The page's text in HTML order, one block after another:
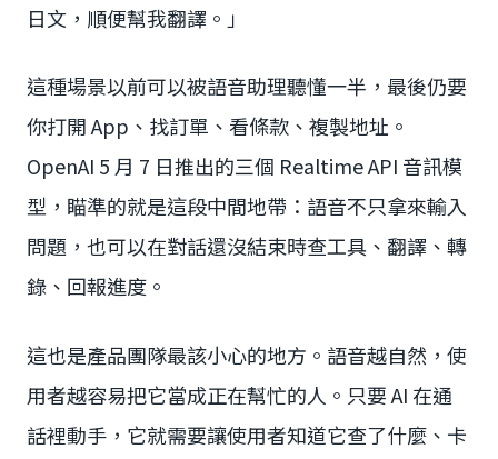
日文，順便幫我翻譯。」
這種場景以前可以被語音助理聽懂一半，最後仍要
你打開 App、找訂單、看條款、複製地址。
OpenAI 5 月 7 日推出的三個 Realtime API 音訊模
型，瞄準的就是這段中間地帶：語音不只拿來輸入
問題，也可以在對話還沒結束時查工具、翻譯、轉
錄、回報進度。
這也是產品團隊最該小心的地方。語音越自然，使
用者越容易把它當成正在幫忙的人。只要 AI 在通
話裡動手，它就需要讓使用者知道它查了什麼、卡